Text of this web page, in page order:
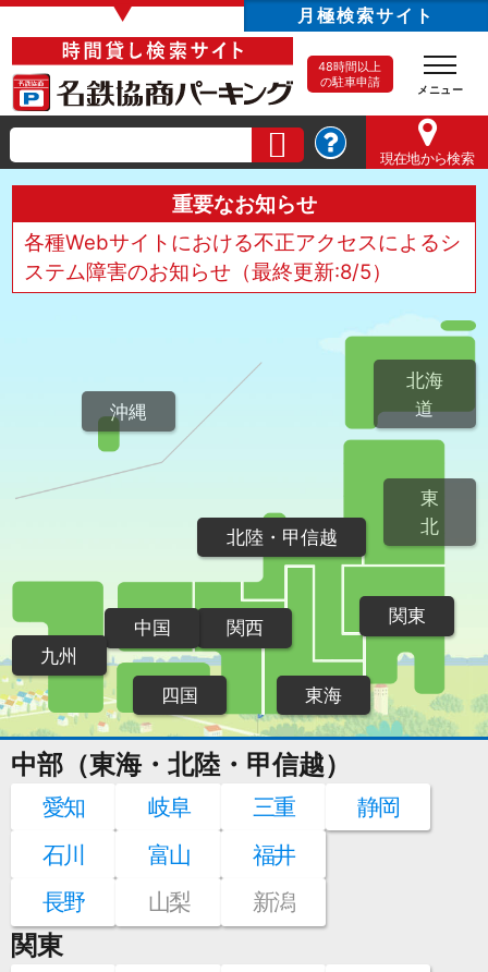
▼ 月極検索サイト
48時間以上
の駐車申請
現在地から検索
重要なお知らせ
各種Webサイトにおける不正アクセスによるシ
ステム障害のお知らせ（最終更新:8/5）
北海
道
東
北
関東
北陸・甲信越
東海
関西
中国
四国
九州
沖縄
中部（東海・北陸・甲信越）
愛知 岐阜 三重
静岡
石川
富山
福井
長野
山梨 新潟
関東